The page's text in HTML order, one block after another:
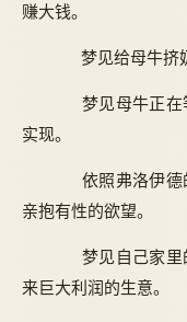
赚大钱。
梦见给母牛挤奶
梦见母牛正在
实现。
依照弗洛伊德
亲抱有性的欲望。
梦见自己家里
来巨大利润的生意。